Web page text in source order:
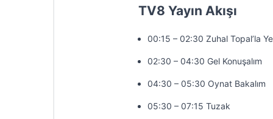
TV8 Yayın Akışı
00:15 – 02:30 Zuhal Topal’la
02:30 – 04:30 Gel Konuşalım
04:30 – 05:30 Oynat Bakalım
05:30 – 07:15 Tuzak